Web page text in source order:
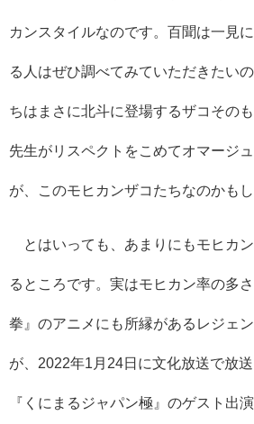
カンスタイルなのです。百聞は一見
る人はぜひ調べてみていただきたい
ちはまさに北斗に登場するザコその
先生がリスペクトをこめてオマージ
が、このモヒカンザコたちなのかもし
とはいっても、あまりにもモヒカ
るところです。実はモヒカン率の多
拳』のアニメにも所縁があるレジェ
が、2022年1月24日に文化放送で放
『くにまるジャパン極』のゲスト出